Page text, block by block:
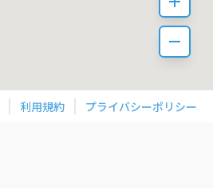
利用規約 プライバシーポリシー